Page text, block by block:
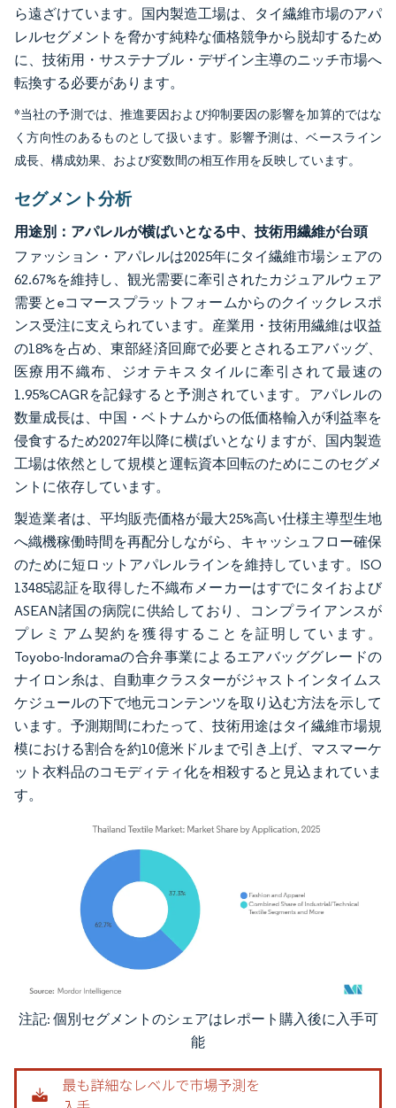
ら遠ざけています。国内製造工場は、タイ繊維市場のアパ
レルセグメントを脅かす純粋な価格競争から脱却するため
に、技術用・サステナブル・デザイン主導のニッチ市場へ
転換する必要があります。
*当社の予測では、推進要因および抑制要因の影響を加算的ではな
く方向性のあるものとして扱います。影響予測は、ベースライン
成長、構成効果、および変数間の相互作用を反映しています。
セグメント分析
用途別：アパレルが横ばいとなる中、技術用繊維が台頭
ファッション・アパレルは2025年にタイ繊維市場シェアの
62.67%を維持し、観光需要に牽引されたカジュアルウェア
需要とeコマースプラットフォームからのクイックレスポ
ンス受注に支えられています。産業用・技術用繊維は収益
の18%を占め、東部経済回廊で必要とされるエアバッグ、
医療用不織布、ジオテキスタイルに牽引されて最速の
1.95%CAGRを記録すると予測されています。アパレルの
数量成長は、中国・ベトナムからの低価格輸入が利益率を
侵食するため2027年以降に横ばいとなりますが、国内製造
工場は依然として規模と運転資本回転のためにこのセグメ
ントに依存しています。
製造業者は、平均販売価格が最大25%高い仕様主導型生地
へ織機稼働時間を再配分しながら、キャッシュフロー確保
のために短ロットアパレルラインを維持しています。ISO
13485認証を取得した不織布メーカーはすでにタイおよび
ASEAN諸国の病院に供給しており、コンプライアンスが
プレミアム契約を獲得することを証明しています。
Toyobo-Indoramaの合弁事業によるエアバッググレードの
ナイロン糸は、自動車クラスターがジャストインタイムス
ケジュールの下で地元コンテンツを取り込む方法を示して
います。予測期間にわたって、技術用途はタイ繊維市場規
模における割合を約10億米ドルまで引き上げ、マスマーケ
ット衣料品のコモディティ化を相殺すると見込まれていま
す。
画像 © Mordor Intelligence。再利用にはCC BY 4.0の表示が必要です。
注記: 個別セグメントのシェアはレポート購入後に入手可
能